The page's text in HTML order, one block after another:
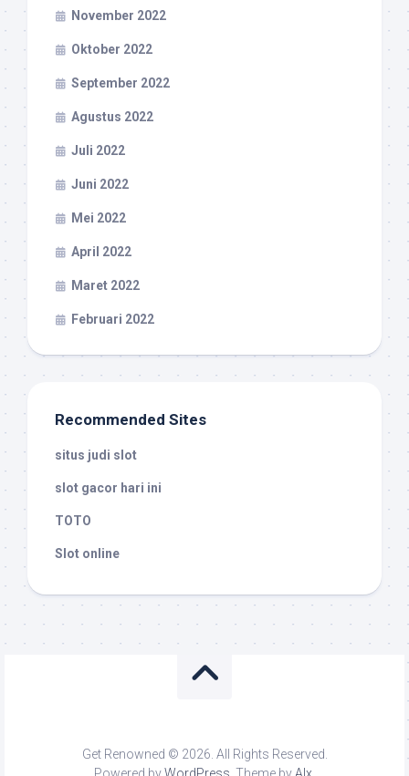
November 2022
Oktober 2022
September 2022
Agustus 2022
Juli 2022
Juni 2022
Mei 2022
April 2022
Maret 2022
Februari 2022
Recommended Sites
situs judi slot
slot gacor hari ini
TOTO
Slot online
Get Renowned © 2026. All Rights Reserved.